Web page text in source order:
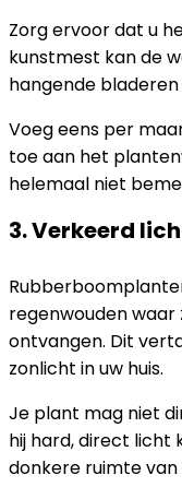
Zorg ervoor dat u
kunstmest kan de
hangende
Voeg eens per
toe aan het
helemaal niet
3. Verkeerd
regenwouden
ontvangen. Dit
zonlicht in uw huis.
Je plant mag niet
hij hard, direct licht
donkere ruimte van